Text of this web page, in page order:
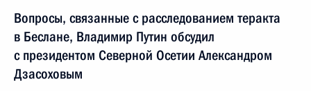
Вопросы, связанные с расследованием теракта
в Беслане, Владимир Путин обсудил
с президентом Северной Осетии Александром
Дзасоховым